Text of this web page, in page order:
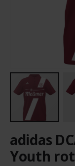
Anfang
der
Bildergalerie
adidas
Youth rot